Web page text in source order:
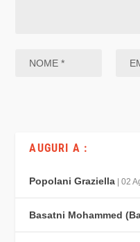
AUGURI A :
Popolani Graziella | 02
Basatni Mohammed